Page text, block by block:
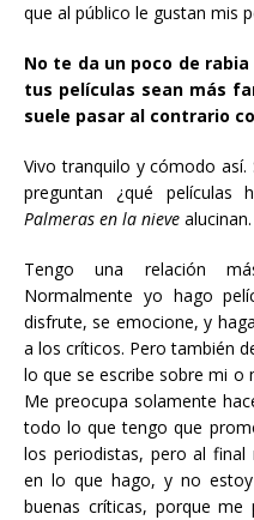
que al público le gustan mis
No te da un poco de
tus películas sean más
suele pasar al contrario
Vivo tranquilo y cómodo así.
preguntan ¿qué películas
Palmeras en la nieve alucinan.
Tengo una relación
Normalmente yo hago
disfrute, se emocione, y
a los críticos. Pero también
lo que se escribe sobre mi o
Me preocupa solamente
todo lo que tengo que
los periodistas, pero al
en lo que hago, y no
buenas críticas, porque